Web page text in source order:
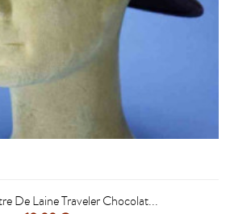
De Laine Traveler Chocolat...